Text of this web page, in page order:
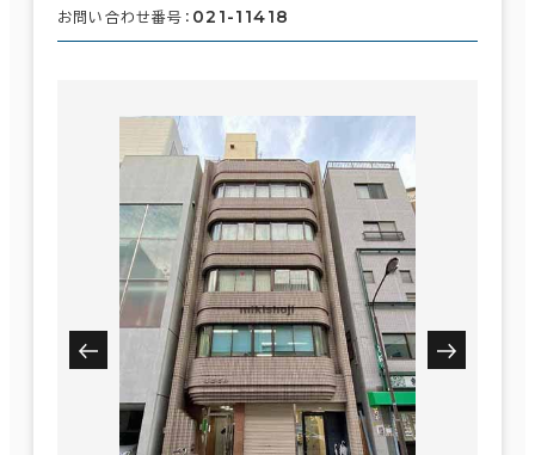
お問い合わせ番号： 021-11418